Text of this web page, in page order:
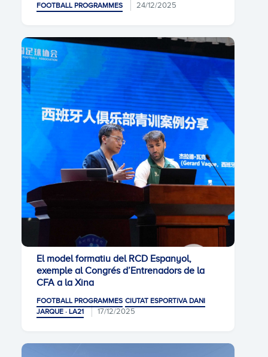
FOOTBALL PROGRAMMES 24/12/2025
El model formatiu del RCD Espanyol,
exemple al Congrés d’Entrenadors de la
CFA a la Xina
FOOTBALL PROGRAMMES CIUTAT ESPORTIVA DANI
JARQUE · LA21
17/12/2025